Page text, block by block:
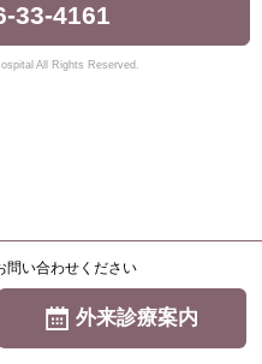
33-4161
All Rights Reserved.
問い合わせください
外来診療案内